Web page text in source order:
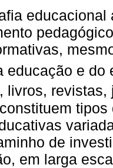
educação e do
livros, revistas,
de
em larga